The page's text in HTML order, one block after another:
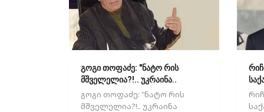
გოგი თოფაძე: "ნატო რის
მშველელია?!.. უკრაინა..
გოგი თოფაძე: "ნატო რის
მშველელია?!.. უკრაინა